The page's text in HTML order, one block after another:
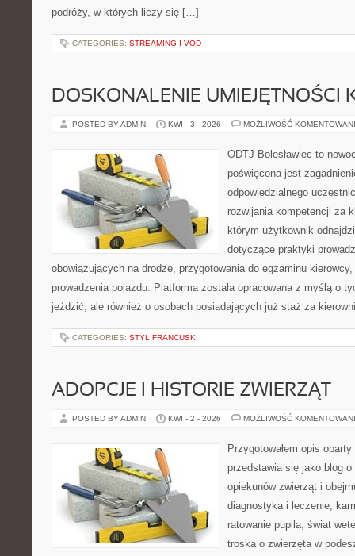
podróży, w których liczy się […]
CATEGORIES: STREAMING I VOD
DOSKONALENIE UMIEJĘTNOŚCI
POSTED BY ADMIN KWI - 3 - 2026 MOŻLIWOŚĆ
ODTJ Bolesławiec to
poświęcona jest
odpowiedzialnego
rozwijania kompetencji za
którym użytkownik
dotyczące praktyki
obowiązujących na drodze, przygotowania do egzaminu
prowadzenia pojazdu. Platforma została opracowana z myślą o
jeździć, ale również o osobach posiadających już staż za
CATEGORIES: STYL FRANCUSKI
ADOPCJE I HISTORIE ZWIERZĄT
POSTED BY ADMIN KWI - 2 - 2026 MOŻLIWOŚĆ
Przygotowałem opis
przedstawia się jako blog
opiekunów zwierząt i
diagnostyka i leczenie,
ratowanie pupila, świat
troska o zwierzęta w